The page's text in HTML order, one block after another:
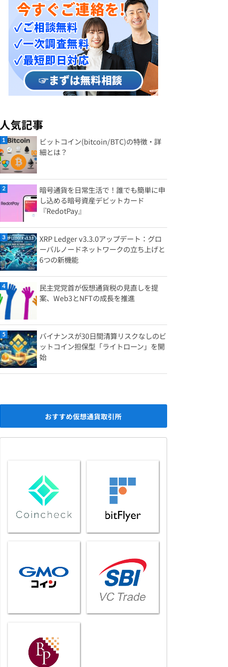
人気記事
ビットコイン(bitcoin/BTC)の特徴・詳
細とは？
暗号通貨を日常生活で！誰でも簡単に申
し込める暗号資産デビットカード
『RedotPay』
XRP Ledger v3.3.0アップデート：グロ
ーバルノードネットワークの立ち上げと
6つの新機能
民主党党首が仮想通貨税の見直しを提
案、Web3とNFTの成長を推進
バイナンスが30日間清算リスクなしのビ
ットコイン担保型「ライトローン」を開
始
おすすめ仮想通貨取引所